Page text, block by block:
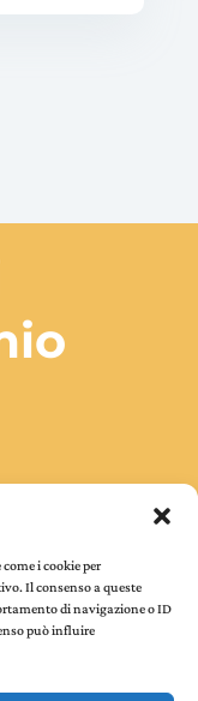
i cookie per
Il consenso a queste
di navigazione o ID
può influire
citazioni,
più felice. Ed